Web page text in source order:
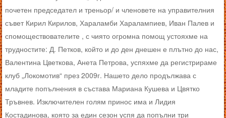
почетен председател и треньор/ и членовете на управителния
съвет Кирил Кирилов, Хараламби Харалампиев, Иван Палев и
спомоществователите , с чиято огромна помощ устояхме на
трудностите: Д. Петков, който и до ден днешен е плътно до нас,
Валентина Цветкова, Анета Петрова, успяхме да регистрираме
клуб „Локомотив“ през 2009г. Нашето дело продължава с
младите попълнения в състава Мариана Кушева и Цвятко
Тръвнев. Изключителен голям принос има и Лидия
Костадинова, която за един сезон успя да попълни три